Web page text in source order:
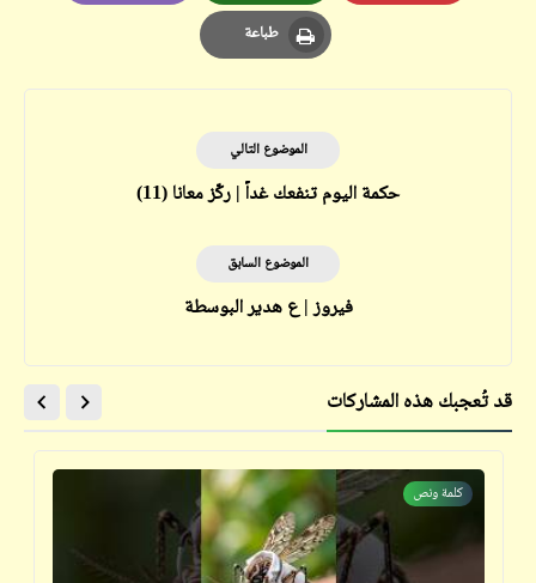
Pinterest
Whatsapp
Email
طباعة
Print
الموضوع التالي
حكمة اليوم تنفعك غداً | ركّز معانا (11)
الموضوع السابق
فيروز | ع هدير البوسطة
قد تُعجبك هذه المشاركات
كلمة ونص